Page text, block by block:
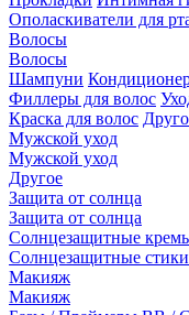
Ополаскиватели для
Волосы
Волосы
Шампуни
Филлеры для волос
Краска для волос
Мужской уход
Мужской уход
Другое
Защита от солнца
Защита от солнца
Солнцезащитные
Солнцезащитные
Макияж
Макияж